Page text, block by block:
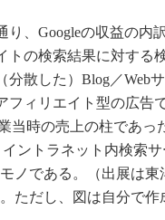
り、Googleの収益の内
トの検索結果に対する
分散した）Blog／Web
フィリエイト型の広告
当時の売上の柱であっ
イントラネット内検索
ノである。（出展は東
ただし、図は自分で作